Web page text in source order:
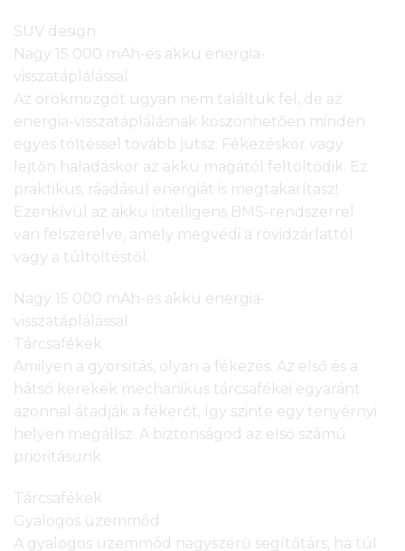
SUV design
Nagy 15 000 mAh-es akku energia-
visszatáplálással
Az örökmozgót ugyan nem találtuk fel, de az
energia-visszatáplálásnak köszönhetően minden
egyes töltéssel tovább jutsz. Fékezéskor vagy
lejtőn haladáskor az akku magától feltöltődik. Ez
praktikus, ráadásul energiát is megtakarítasz!
Ezenkívül az akku intelligens BMS-rendszerrel
van felszerelve, amely megvédi a rövidzárlattól
vagy a túltöltéstől.
Nagy 15 000 mAh-es akku energia-
visszatáplálással
Tárcsafékek
Amilyen a gyorsítás, olyan a fékezés. Az első és a
hátsó kerekek mechanikus tárcsafékei egyaránt
azonnal átadják a fékerőt, így szinte egy tenyérnyi
helyen megállsz. A biztonságod az első számú
prioritásunk.
Tárcsafékek
Gyalogos üzemmód
A gyalogos üzemmód nagyszerű segítőtárs, ha túl